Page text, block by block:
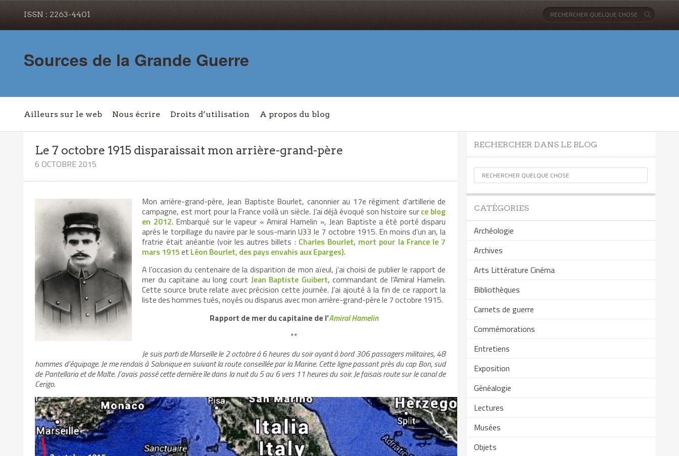
ISSN : 2263-4401
Sources de la Grande Guerre
Ailleurs sur le web Nous écrire Droits d’utilisation A propos du blog
Le 7 octobre 1915 disparaissait mon arrière-grand-père
6 OCTOBRE 2015
Mon arrière-grand-père, Jean Baptiste Bourlet, canonnier au 17e régiment d’artillerie de
campagne, est mort pour la France voilà un siècle. J’ai déjà évoqué son histoire surce blog
en 2012. Embarqué sur le vapeur « Amiral Hamelin », Jean Baptiste a été porté disparu
après le torpillage du navire par le sous-marin U33 le 7 octobre 1915. En moins d’un an, la
fratrie était anéantie (voir les autres billets : Charles Bourlet, mort pour la France le 7
mars 1915et Léon Bourlet, des pays envahis aux Eparges).
A l’occasion du centenaire de la disparition de mon aïeul, j’ai choisi de publier le rapport de
mer du capitaine au long court Jean Baptiste Guibert, commandant de l’Amiral Hamelin.
Cette source brute relate avec précision cette journée. J’ai ajouté à la fin de ce rapport la
liste des hommes tués, noyés ou disparus avec mon arrière-grand-père le 7 octobre 1915.
Rapport de mer du capitaine de l’Amiral Hamelin
**
Je suis parti de Marseille le 2 octobre à 6 heures du soir ayant à bord 306 passagers militaires, 48
hommes d’équipage. Je me rendais à Salonique en suivant la route conseillée par la Marine. Cette ligne passant près du cap Bon, sud
de Pantellaria et de Malte. J’avais passé cette dernière île dans la nuit du 5 au 6 vers 11 heures du soir. Je faisais route sur le canal de
Cerigo.
RECHERCHER DANS LE BLOG
CATÉGORIES
Archéologie
Archives
Arts Littérature Cinéma
Bibliothèques
Carnets de guerre
Commémorations
Entretiens
Exposition
Généalogie
Lectures
Musées
Objets